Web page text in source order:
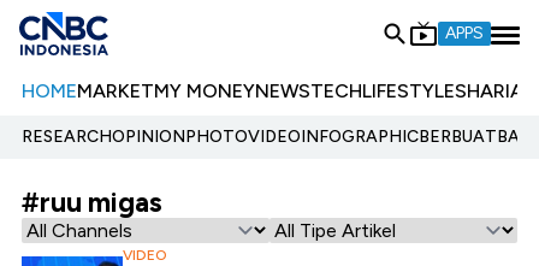
APPS
HOMEMARKETMY MONEYNEWSTECHLIFESTYLESHARIA
RESEARCHOPINIONPHOTOVIDEOINFOGRAPHIC
#ruu migas
VIDEO